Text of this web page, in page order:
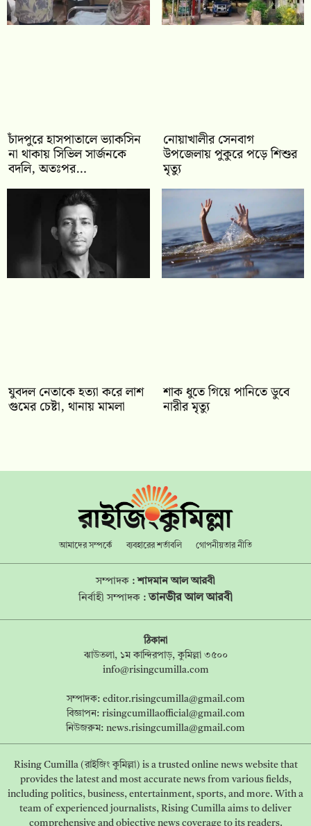
চাঁদপুরে হাসপাতালে ভ্যাকসিন
না থাকায় সিভিল সার্জনকে
বদলি, অতঃপর…
নোয়াখালীর সেনবাগ
উপজেলায় পুকুরে পড়ে শিশুর
মৃত্যু
যুবদল নেতাকে হত্যা করে লাশ
গুমের চেষ্টা, থানায় মামলা
শাক ধুতে গিয়ে পানিতে ডুবে
নারীর মৃত্যু
আমাদের সম্পর্কে ব্যবহারের শর্তাবলি গোপনীয়তার নীতি
সম্পাদক :শাদমান আল আরবী
নির্বাহী সম্পাদক : তানভীর আল আরবী
ঠিকানা
ঝাউতলা, ১ম কান্দিরপাড়, কুমিল্লা ৩৫০০
info@risingcumilla.com
সম্পাদক: editor.risingcumilla@gmail.com
বিজ্ঞাপন: risingcumillaofficial@gmail.com
নিউজরুম: news.risingcumilla@gmail.com
Rising Cumilla (রাইজিং কুমিল্লা) is a trusted online news website that
provides the latest and most accurate news from various fields,
including politics, business, entertainment, sports, and more. With a
team of experienced journalists, Rising Cumilla aims to deliver
comprehensive and objective news coverage to its readers.